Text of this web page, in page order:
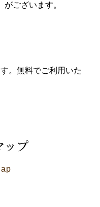
ございます。
。無料でご利用いた
ップ